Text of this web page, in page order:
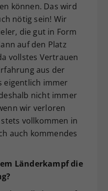
können. Das wird
nötig sein! Wir
die gut in Form
auf den Platz
vollstes Vertrauen
aus der
eigentlich immer
nicht immer
wir verloren
vollkommen in
auch kommendes
Länderkampf die